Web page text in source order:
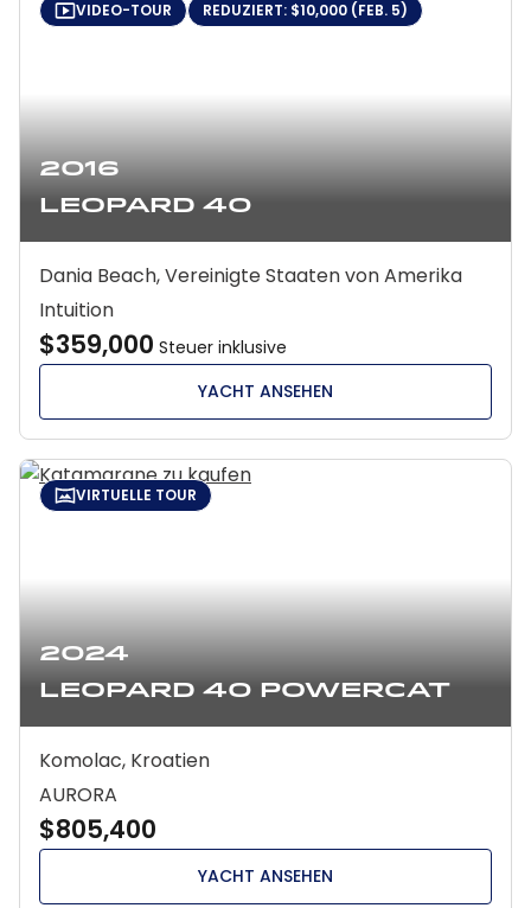
2016
Leopard 40
VIDEO-TOUR REDUZIERT: $10,000 (FEB. 5)
Dania Beach, Vereinigte Staaten von Amerika
Intuition
$359,000 Steuer inklusive
YACHT ANSEHEN
2024
Leopard 40 Powercat
VIRTUELLE TOUR
Komolac, Kroatien
AURORA
$805,400
YACHT ANSEHEN